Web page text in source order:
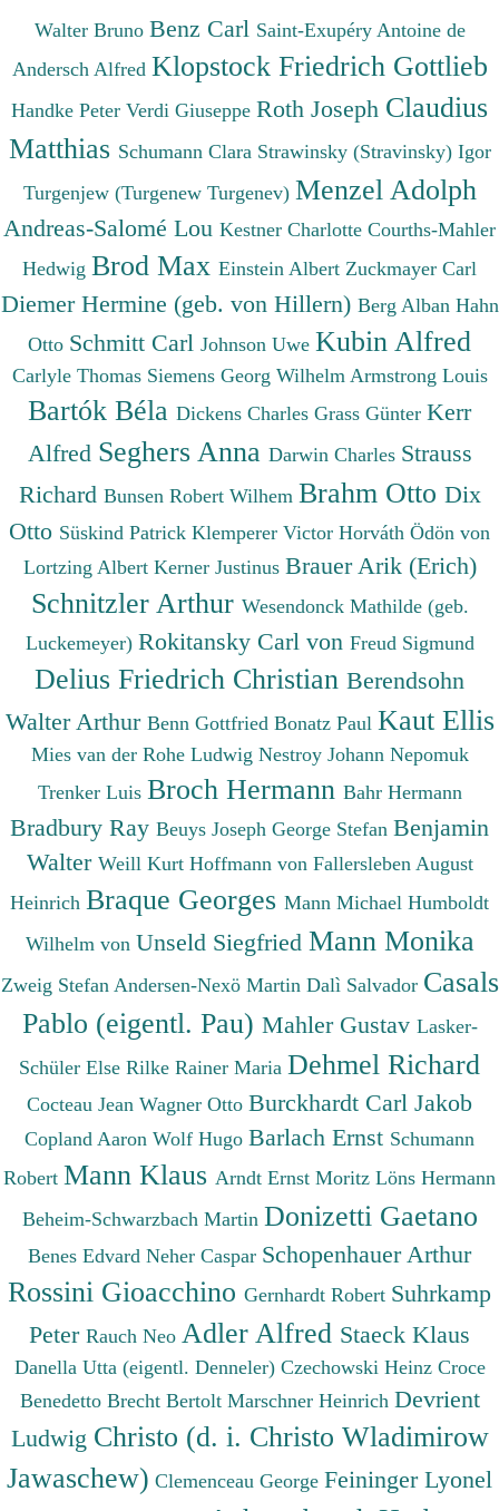
Walter Bruno Benz Carl Saint-Exupéry Antoine de
Andersch Alfred Klopstock Friedrich Gottlieb
Handke Peter Verdi Giuseppe Roth Joseph Claudius
Matthias Schumann Clara Strawinsky (Stravinsky) Igor
Turgenjew (Turgenew Turgenev) Menzel Adolph
Andreas-Salomé Lou Kestner Charlotte Courths-Mahler
Hedwig Brod Max Einstein Albert Zuckmayer Carl
Diemer Hermine (geb. von Hillern) Berg Alban Hahn
Otto Schmitt Carl Johnson Uwe Kubin Alfred
Carlyle Thomas Siemens Georg Wilhelm Armstrong Louis
Bartók Béla Dickens Charles Grass Günter Kerr
Alfred Seghers Anna Darwin Charles Strauss
Richard Bunsen Robert Wilhem Brahm Otto Dix
Otto Süskind Patrick Klemperer Victor Horváth Ödön von
Lortzing Albert Kerner Justinus Brauer Arik (Erich)
Schnitzler Arthur Wesendonck Mathilde (geb.
Luckemeyer) Rokitansky Carl von Freud Sigmund
Delius Friedrich Christian Berendsohn
Walter Arthur Benn Gottfried Bonatz Paul Kaut Ellis
Mies van der Rohe Ludwig Nestroy Johann Nepomuk
Trenker Luis Broch Hermann Bahr Hermann
Bradbury Ray Beuys Joseph George Stefan Benjamin
Walter Weill Kurt Hoffmann von Fallersleben August
Heinrich Braque Georges Mann Michael Humboldt
Wilhelm von Unseld Siegfried Mann Monika
Zweig Stefan Andersen-Nexö Martin Dalì Salvador Casals
Pablo (eigentl. Pau) Mahler Gustav Lasker-
Schüler Else Rilke Rainer Maria Dehmel Richard
Cocteau Jean Wagner Otto Burckhardt Carl Jakob
Copland Aaron Wolf Hugo Barlach Ernst Schumann
Robert Mann Klaus Arndt Ernst Moritz Löns Hermann
Beheim-Schwarzbach Martin Donizetti Gaetano
Benes Edvard Neher Caspar Schopenhauer Arthur
Rossini Gioacchino Gernhardt Robert Suhrkamp
Peter Rauch Neo Adler Alfred Staeck Klaus
Danella Utta (eigentl. Denneler) Czechowski Heinz Croce
Benedetto Brecht Bertolt Marschner Heinrich Devrient
Ludwig Christo (d. i. Christo Wladimirow
Jawaschew) Clemenceau George Feininger Lyonel